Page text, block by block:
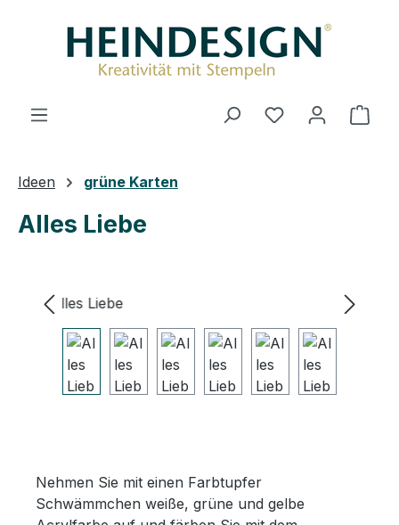
Du hast 0
Ideen grüne Karten
Alles Liebe
Nehmen Sie mit einen Farbtupfer
Schwämmchen weiße, grüne und gelbe